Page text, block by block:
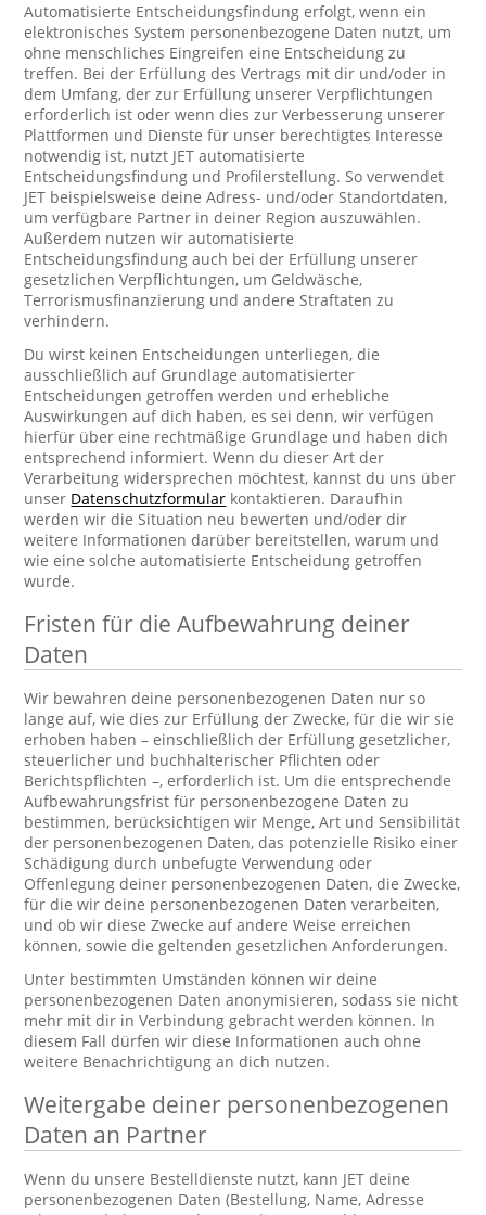
Automatisierte Entscheidungsfindung erfolgt, wenn ein
elektronisches System personenbezogene Daten nutzt, um
ohne menschliches Eingreifen eine Entscheidung zu
treffen. Bei der Erfüllung des Vertrags mit dir und/oder in
dem Umfang, der zur Erfüllung unserer Verpflichtungen
erforderlich ist oder wenn dies zur Verbesserung unserer
Plattformen und Dienste für unser berechtigtes Interesse
notwendig ist, nutzt JET automatisierte
Entscheidungsfindung und Profilerstellung. So verwendet
JET beispielsweise deine Adress- und/oder Standortdaten,
um verfügbare Partner in deiner Region auszuwählen.
Außerdem nutzen wir automatisierte
Entscheidungsfindung auch bei der Erfüllung unserer
gesetzlichen Verpflichtungen, um Geldwäsche,
Terrorismusfinanzierung und andere Straftaten zu
verhindern.
Du wirst keinen Entscheidungen unterliegen, die
ausschließlich auf Grundlage automatisierter
Entscheidungen getroffen werden und erhebliche
Auswirkungen auf dich haben, es sei denn, wir verfügen
hierfür über eine rechtmäßige Grundlage und haben dich
entsprechend informiert. Wenn du dieser Art der
Verarbeitung widersprechen möchtest, kannst du uns über
unser Datenschutzformular kontaktieren. Daraufhin
werden wir die Situation neu bewerten und/oder dir
weitere Informationen darüber bereitstellen, warum und
wie eine solche automatisierte Entscheidung getroffen
wurde.
Fristen für die Aufbewahrung deiner
Daten
Wir bewahren deine personenbezogenen Daten nur so
lange auf, wie dies zur Erfüllung der Zwecke, für die wir sie
erhoben haben – einschließlich der Erfüllung gesetzlicher,
steuerlicher und buchhalterischer Pflichten oder
Berichtspflichten –, erforderlich ist. Um die entsprechende
Aufbewahrungsfrist für personenbezogene Daten zu
bestimmen, berücksichtigen wir Menge, Art und Sensibilität
der personenbezogenen Daten, das potenzielle Risiko einer
Schädigung durch unbefugte Verwendung oder
Offenlegung deiner personenbezogenen Daten, die Zwecke,
für die wir deine personenbezogenen Daten verarbeiten,
und ob wir diese Zwecke auf andere Weise erreichen
können, sowie die geltenden gesetzlichen Anforderungen.
Unter bestimmten Umständen können wir deine
personenbezogenen Daten anonymisieren, sodass sie nicht
mehr mit dir in Verbindung gebracht werden können. In
diesem Fall dürfen wir diese Informationen auch ohne
weitere Benachrichtigung an dich nutzen.
Weitergabe deiner personenbezogenen
Daten an Partner
Wenn du unsere Bestelldienste nutzt, kann JET deine
personenbezogenen Daten (Bestellung, Name, Adresse